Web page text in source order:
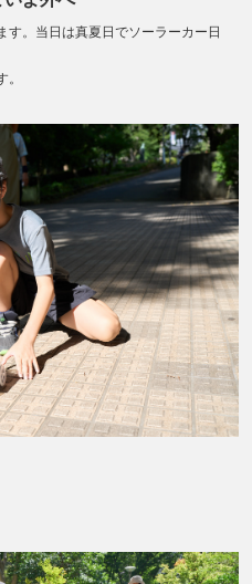
。当日は真夏日でソーラーカー日